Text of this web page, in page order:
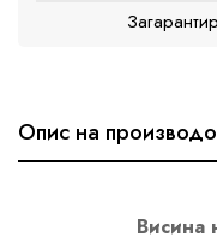
Опис на
Висина